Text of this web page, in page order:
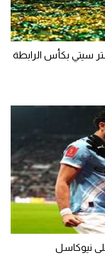
سيتي بكأس الرابطة
نيوكاسل